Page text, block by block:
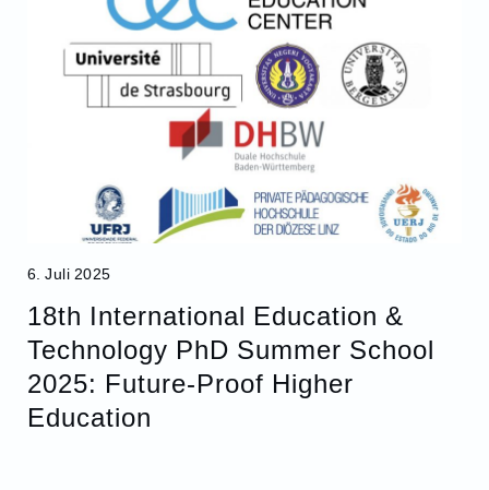
6. Juli 2025
18th International Education &
Technology PhD Summer School
2025: Future-Proof Higher
Education